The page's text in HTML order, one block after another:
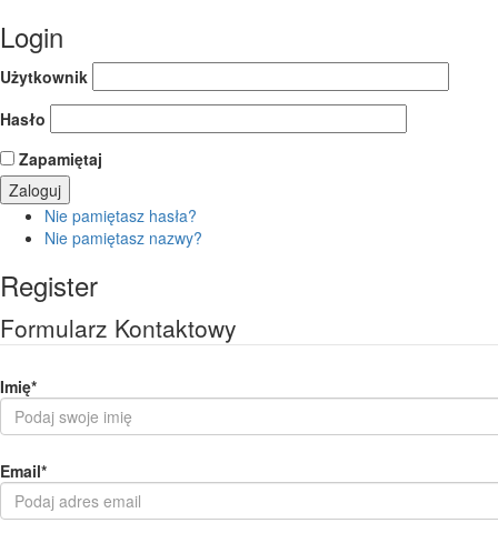
Login
Użytkownik
Hasło
Zapamiętaj
Nie pamiętasz hasła?
Nie pamiętasz nazwy?
Register
Formularz Kontaktowy
Imię*
Email*